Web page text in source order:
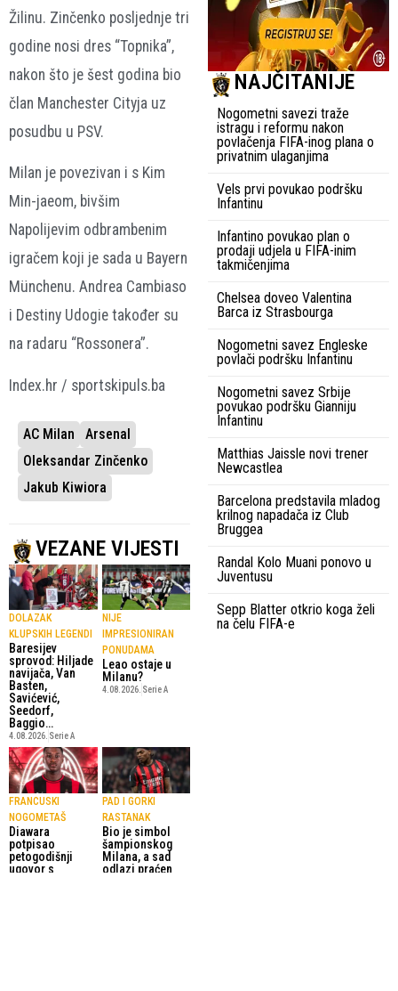
Žilinu. Zinčenko posljednje tri
godine nosi dres “Topnika”,
nakon što je šest godina bio
član Manchester Cityja uz
posudbu u PSV.
Milan je povezivan i s Kim
Min-jaeom, bivšim
Napolijevim odbrambenim
igračem koji je sada u Bayern
Münchenu. Andrea Cambiaso
i Destiny Udogie također su
na radaru “Rossonera”.
Index.hr / sportskipuls.ba
AC Milan
Arsenal
Oleksandar Zinčenko
Jakub Kiwiora
VEZANE VIJESTI
DOLAZAK
KLUPSKIH LEGENDI
Baresijev
sprovod: Hiljade
navijača, Van
Basten,
Savićević,
Seedorf,
Baggio…
4.08.2026. Serie A
NIJE
IMPRESIONIRAN
PONUDAMA
Leao ostaje u
Milanu?
4.08.2026. Serie A
FRANCUSKI
NOGOMETAŠ
Diawara
potpisao
petogodišnji
ugovor s
PAD I GORKI
RASTANAK
Bio je simbol
šampionskog
Milana, a sad
odlazi praćen
NAJČITANIJE
Nogometni savezi traže
istragu i reformu nakon
povlačenja FIFA-inog plana o
privatnim ulaganjima
Vels prvi povukao podršku
Infantinu
Infantino povukao plan o
prodaji udjela u FIFA-inim
takmičenjima
Chelsea doveo Valentina
Barca iz Strasbourga
Nogometni savez Engleske
povlači podršku Infantinu
Nogometni savez Srbije
povukao podršku Gianniju
Infantinu
Matthias Jaissle novi trener
Newcastlea
Barcelona predstavila mladog
krilnog napadača iz Club
Bruggea
Randal Kolo Muani ponovo u
Juventusu
Sepp Blatter otkrio koga želi
na čelu FIFA-e